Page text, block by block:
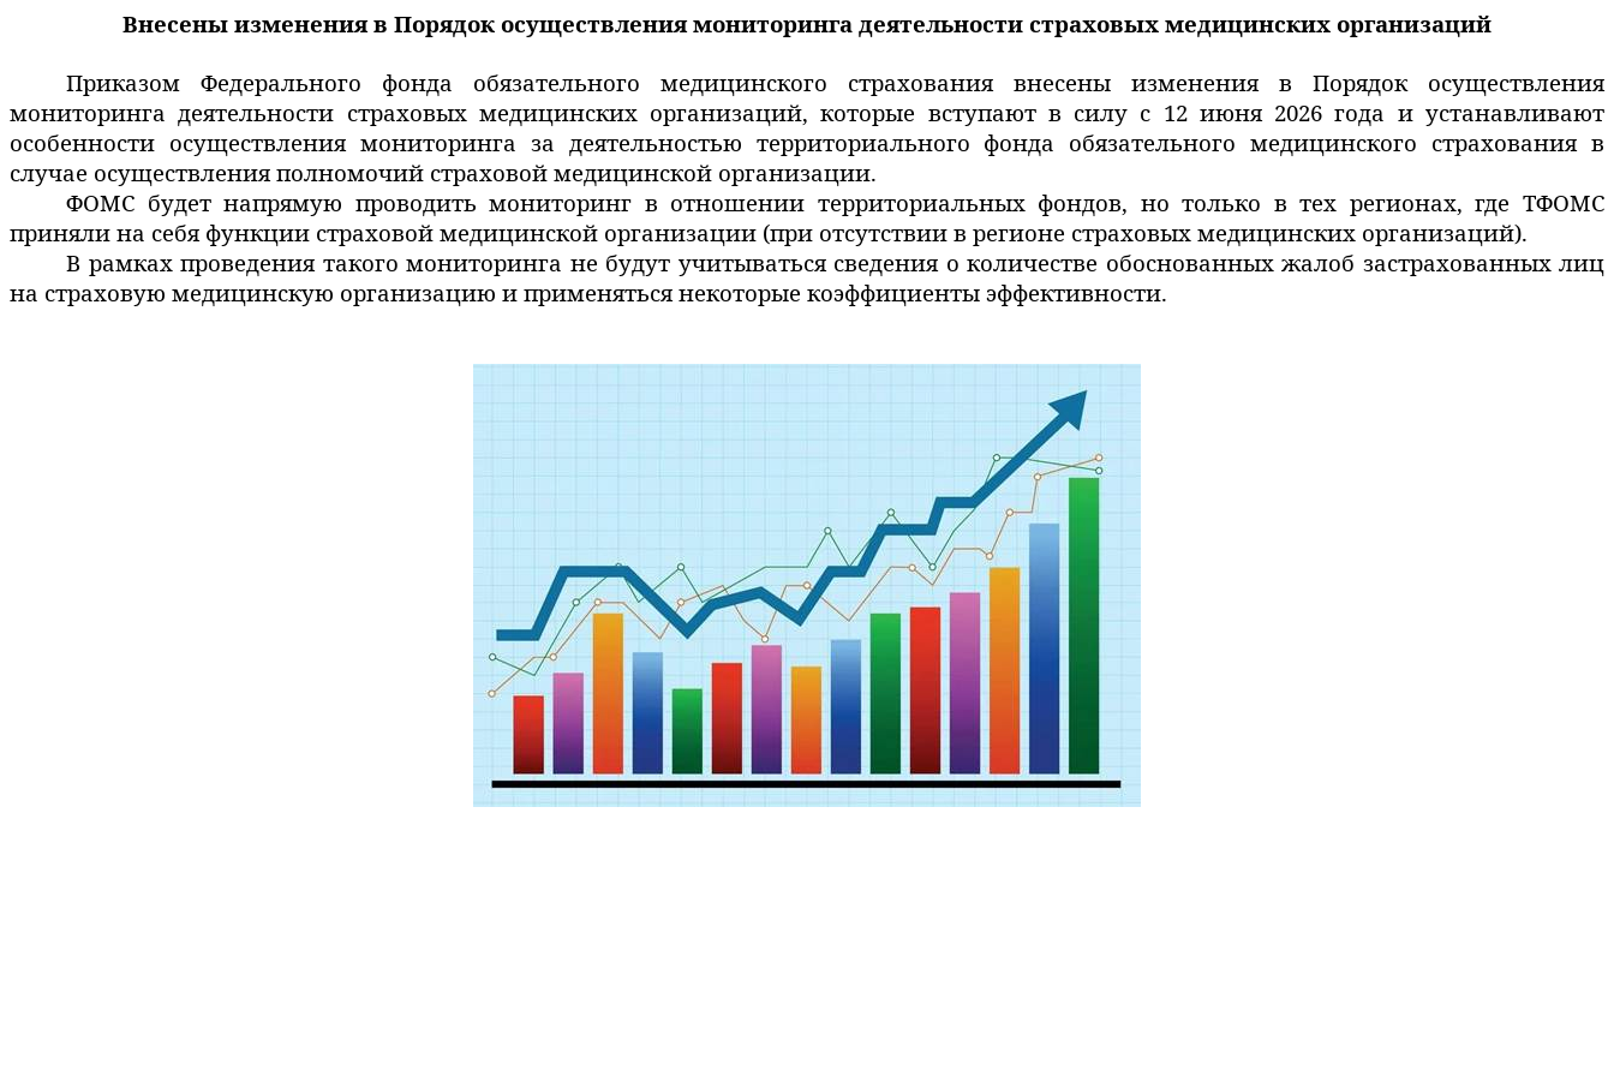
Внесены изменения в Порядок осуществления мониторинга деятельности страховых медицинских организаций
Приказом Федерального фонда обязательного медицинского страхования внесены изменения в Порядок осуществления
мониторинга деятельности страховых медицинских организаций, которые вступают в силу с 12 июня 2026 года и устанавливают
особенности осуществления мониторинга за деятельностью территориального фонда обязательного медицинского страхования в
случае осуществления полномочий страховой медицинской организации.
ФОМС будет напрямую проводить мониторинг в отношении территориальных фондов, но только в тех регионах, где ТФОМС
приняли на себя функции страховой медицинской организации (при отсутствии в регионе страховых медицинских организаций).
В рамках проведения такого мониторинга не будут учитываться сведения о количестве обоснованных жалоб застрахованных лиц
на страховую медицинскую организацию и применяться некоторые коэффициенты эффективности.